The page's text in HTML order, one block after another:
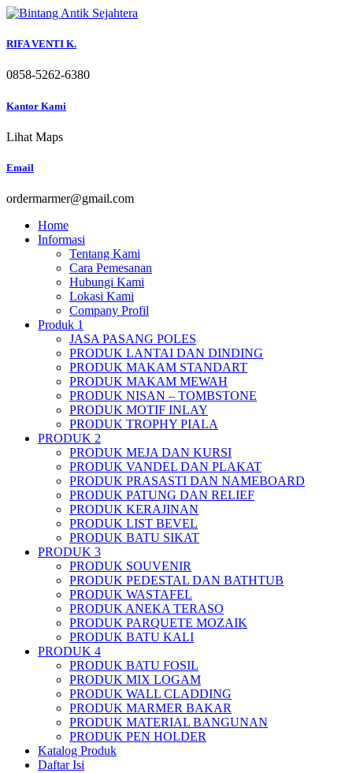
Skip
content
RIFA VENTI K.
0858-5262-6380
Kantor Kami
Lihat Maps
Email
ordermarmer@gmail.com
Home
Informasi
Tentang Kami
Cara Pemesanan
Hubungi Kami
Lokasi Kami
Company Profil
Produk 1
JASA PASANG POLES
PRODUK LANTAI DAN DINDING
PRODUK MAKAM STANDART
PRODUK MAKAM MEWAH
PRODUK NISAN – TOMBSTONE
PRODUK MOTIF INLAY
PRODUK TROPHY PIALA
PRODUK 2
PRODUK MEJA DAN KURSI
PRODUK VANDEL DAN PLAKAT
PRODUK PRASASTI DAN NAMEBOARD
PRODUK PATUNG DAN RELIEF
PRODUK KERAJINAN
PRODUK LIST BEVEL
PRODUK BATU SIKAT
PRODUK 3
PRODUK SOUVENIR
PRODUK PEDESTAL DAN BATHTUB
PRODUK WASTAFEL
PRODUK ANEKA TERASO
PRODUK PARQUETE MOZAIK
PRODUK BATU KALI
PRODUK 4
PRODUK BATU FOSIL
PRODUK MIX LOGAM
PRODUK WALL CLADDING
PRODUK MARMER BAKAR
PRODUK MATERIAL BANGUNAN
PRODUK PEN HOLDER
Katalog Produk
Daftar Isi